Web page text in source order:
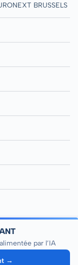
BRUSSELS
par l’IA
→